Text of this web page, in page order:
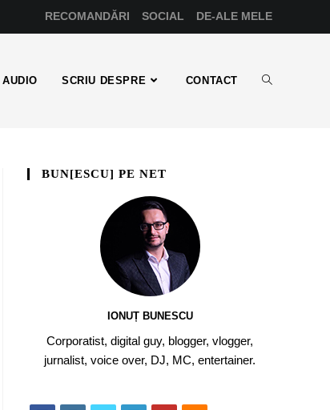
RECOMANDĂRI SOCIAL DE-ALE MELE
AUDIO SCRIU DESPRE CONTACT
BUN[ESCU] PE NET
IONUȚ BUNESCU
Corporatist, digital guy, blogger, vlogger,
jurnalist, voice over, DJ, MC, entertainer.